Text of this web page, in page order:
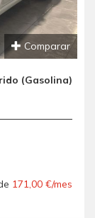
Comparar
(Gasolina)
171,00 €/mes